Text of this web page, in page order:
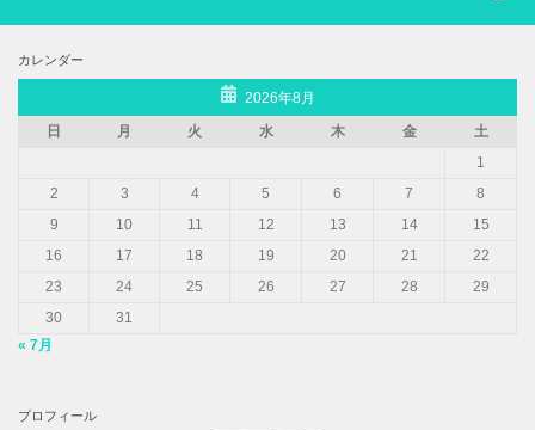
カレンダー
2026年8月
日
月 火 水 木 金
土
1
2
3 4 5 6 7
8
9
10 11 12 13 14
15
16
17 18 19 20 21
22
23
24 25 26 27 28
29
30
31
« 7月
プロフィール